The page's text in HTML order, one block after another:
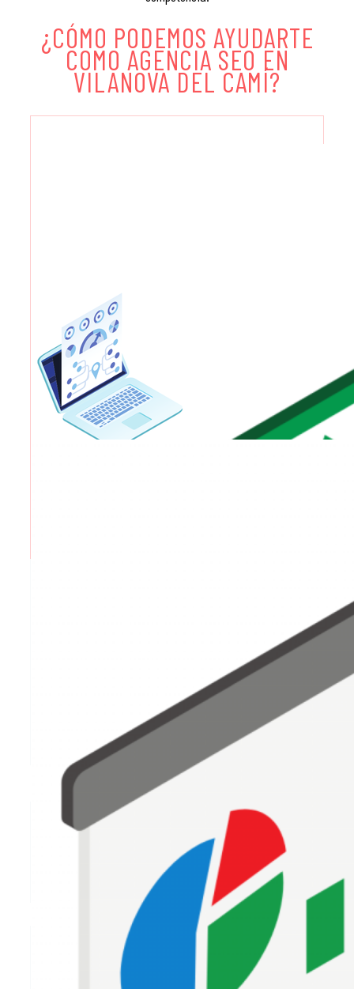
¿CÓMO PODEMOS AYUDARTE
COMO AGENCIA SEO EN
VILANOVA DEL CAMÍ?
OPTIMIZACIÓN SEO MENSUAL
Saber más
AGENCIA GOOGLE
ADS EN
VILANOVA DEL
CAMÍ
LA ESTRATEGIA DE GOOGLE
ADS IDEAL PARA TU NEGOCIO
EN VILANOVA DEL CAMÍ
Nuestro servicio de gestión de publicidad en Google Ads en
Vilanova del Camí se basa en una optimización mensual
minuciosa de tus campañas. Desde la configuración inicial